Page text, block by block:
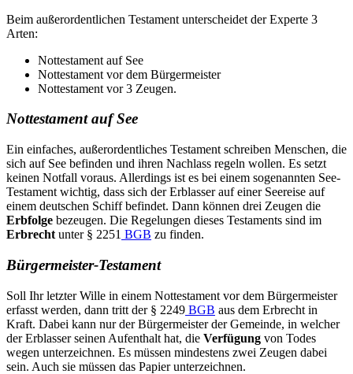
Beim außerordentlichen Testament unterscheidet der Experte 3
Arten:
Nottestament auf See
Nottestament vor dem Bürgermeister
Nottestament vor 3 Zeugen.
Nottestament auf See
Ein einfaches, außerordentliches Testament schreiben Menschen, die
sich auf See befinden und ihren Nachlass regeln wollen. Es setzt
keinen Notfall voraus. Allerdings ist es bei einem sogenannten See-
Testament wichtig, dass sich der Erblasser auf einer Seereise auf
einem deutschen Schiff befindet. Dann können drei Zeugen die
Erbfolge bezeugen. Die Regelungen dieses Testaments sind im
Erbrecht unter § 2251 BGB zu finden.
Bürgermeister-Testament
Soll Ihr letzter Wille in einem Nottestament vor dem Bürgermeister
erfasst werden, dann tritt der § 2249 BGB aus dem Erbrecht in
Kraft. Dabei kann nur der Bürgermeister der Gemeinde, in welcher
der Erblasser seinen Aufenthalt hat, die Verfügung von Todes
wegen unterzeichnen. Es müssen mindestens zwei Zeugen dabei
sein. Auch sie müssen das Papier unterzeichnen.